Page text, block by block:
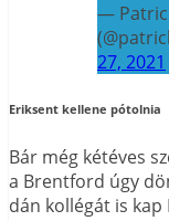
—
27, 2021
Eriksent kellene pótolnia
Bár még kétéves
a Brentford úgy
dán kollégát is